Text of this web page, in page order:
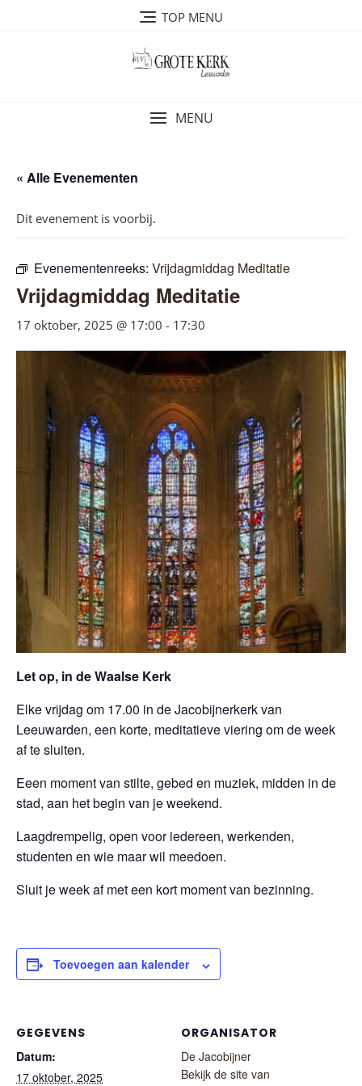
TOP MENU
MENU
« Alle Evenementen
Dit evenement is voorbij.
Evenementenreeks: Vrijdagmiddag Meditatie
Vrijdagmiddag Meditatie
17 oktober, 2025 @ 17:00 - 17:30
Let op, in de Waalse Kerk
Elke vrijdag om 17.00 in de Jacobijnerkerk van
Leeuwarden, een korte, meditatieve viering om de week
af te sluiten.
Eeen moment van stilte, gebed en muziek, midden in de
stad, aan het begin van je weekend.
Laagdrempelig, open voor iedereen, werkenden,
studenten en wie maar wil meedoen.
Sluit je week af met een kort moment van bezinning.
Toevoegen aan kalender
GEGEVENS
Datum:
17 oktober, 2025
ORGANISATOR
De Jacobijner
Bekijk de site van